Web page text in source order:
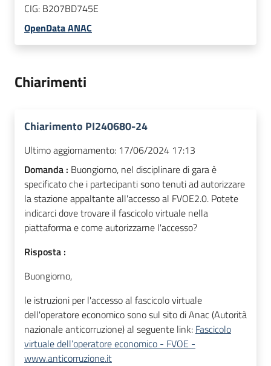
CIG: B207BD745E
OpenData ANAC
Chiarimenti
Chiarimento PI240680-24
Ultimo aggiornamento: 17/06/2024 17:13
Domanda : Buongiorno, nel disciplinare di gara è
specificato che i partecipanti sono tenuti ad autorizzare
la stazione appaltante all'accesso al FVOE2.0. Potete
indicarci dove trovare il fascicolo virtuale nella
piattaforma e come autorizzarne l'accesso?
Risposta :
Buongiorno,
le istruzioni per l'accesso al fascicolo virtuale
dell'operatore economico sono sul sito di Anac (Autorità
nazionale anticorruzione) al seguente link: Fascicolo
virtuale dell’operatore economico - FVOE -
www.anticorruzione.it